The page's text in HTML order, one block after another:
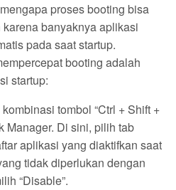
proses booting bisa
banyaknya aplikasi
pada saat startup.
booting adalah
startup:
kombinasi tombol “Ctrl + Shift +
Manager. Di sini, pilih tab
aplikasi yang diaktifkan saat
tidak diperlukan dengan
“Disable”.